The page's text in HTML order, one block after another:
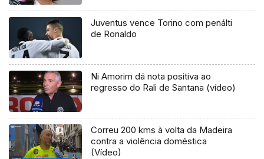
Juventus vence Torino com penálti
de Ronaldo
Ni Amorim dá nota positiva ao
regresso do Rali de Santana (vídeo)
Correu 200 kms à volta da Madeira
contra a violência doméstica
(Vídeo)